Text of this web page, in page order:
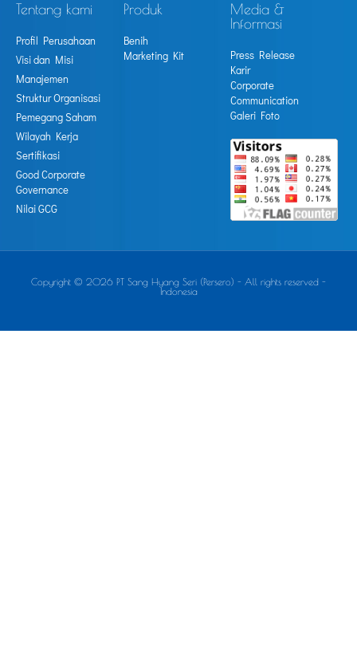
Tentang kami
Profil Perusahaan
Visi dan Misi
Manajemen
Struktur Organisasi
Pemegang Saham
Wilayah Kerja
Sertifikasi
Good Corporate
Governance
Nilai GCG
Produk
Benih
Marketing Kit
Media &
Informasi
Press Release
Karir
Corporate
Communication
Galeri Foto
Copyright © 2026 PT Sang Hyang Seri (Persero) - All rights reserved -
Indonesia